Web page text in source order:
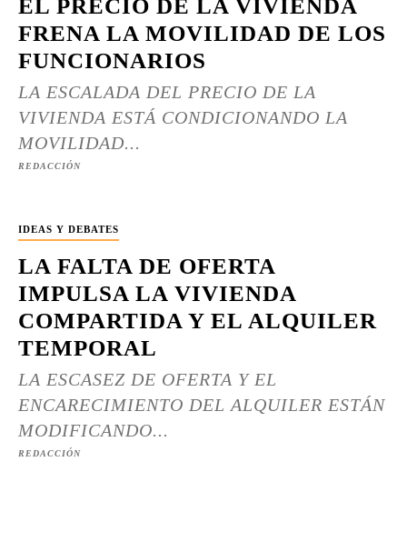
EL PRECIO DE LA VIVIENDA
FRENA LA MOVILIDAD DE LOS
FUNCIONARIOS
LA ESCALADA DEL PRECIO DE LA
VIVIENDA ESTÁ CONDICIONANDO LA
MOVILIDAD...
REDACCIÓN
IDEAS Y DEBATES
LA FALTA DE OFERTA
IMPULSA LA VIVIENDA
COMPARTIDA Y EL ALQUILER
TEMPORAL
LA ESCASEZ DE OFERTA Y EL
ENCARECIMIENTO DEL ALQUILER ESTÁN
MODIFICANDO...
REDACCIÓN